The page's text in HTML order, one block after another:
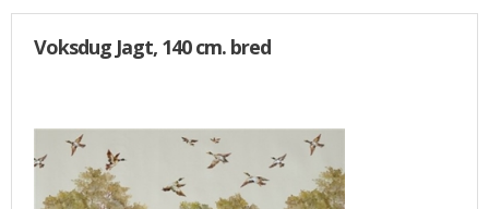
Voksdug Jagt, 140 cm. bred